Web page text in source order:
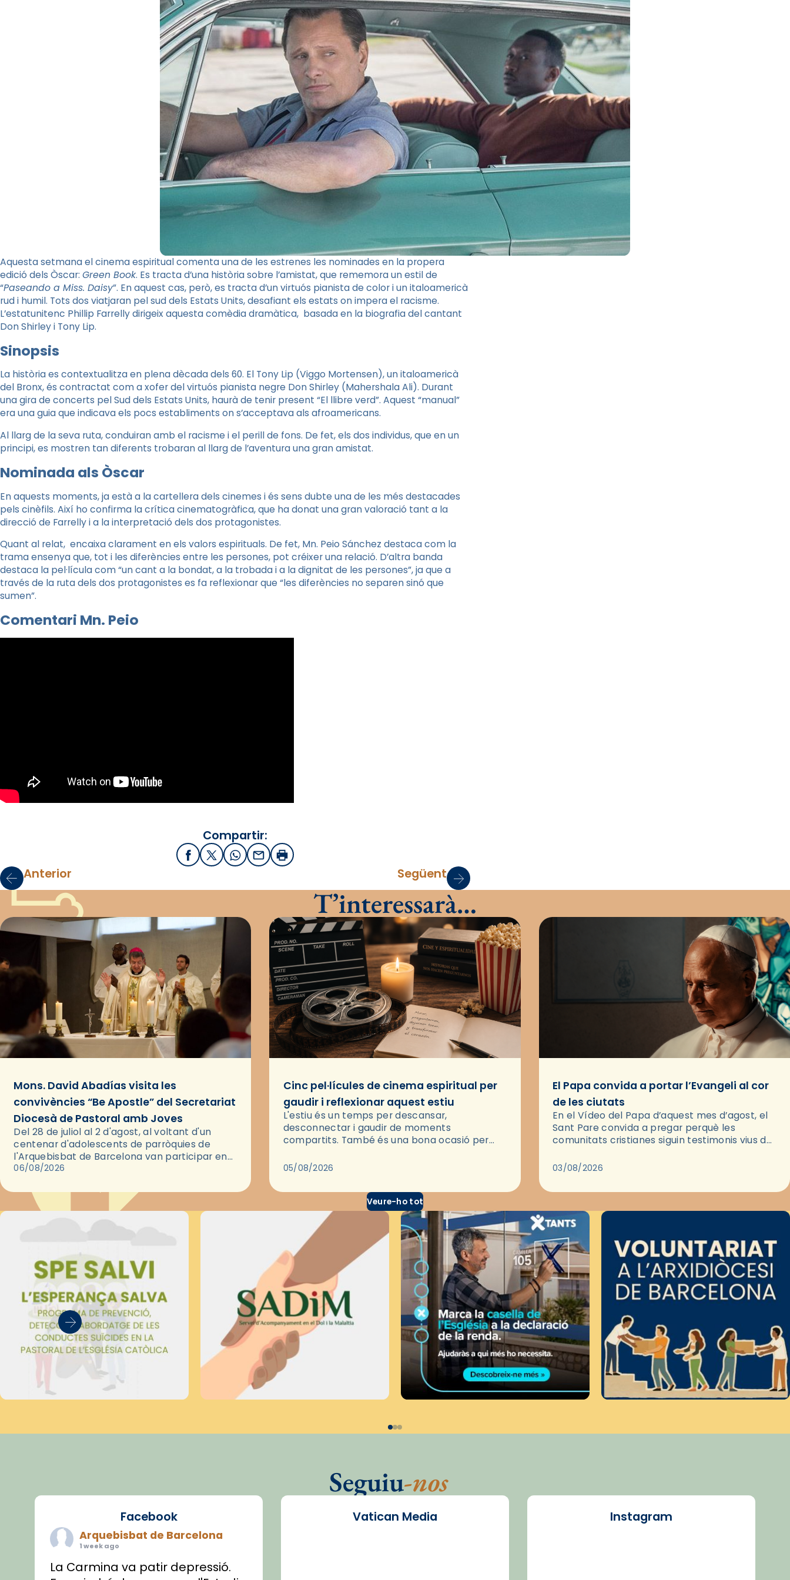
Aquesta setmana el cinema espiritual comenta una de les estrenes les nominades en la propera
edició dels Òscar: Green Book. Es tracta d’una història sobre l’amistat, que rememora un estil de
“Paseando a Miss. Daisy”. En aquest cas, però, es tracta d’un virtuós pianista de color i un italoamericà
rud i humil. Tots dos viatjaran pel sud dels Estats Units, desafiant els estats on impera el racisme.
L’estatunitenc Phillip Farrelly dirigeix aquesta comèdia dramàtica, basada en la biografia del cantant
Don Shirley i Tony Lip.
Sinopsis
La història es contextualitza en plena dècada dels 60. El Tony Lip (Viggo Mortensen), un italoamericà
del Bronx, és contractat com a xofer del virtuós pianista negre Don Shirley (Mahershala Ali). Durant
una gira de concerts pel Sud dels Estats Units, haurà de tenir present “El llibre verd”. Aquest “manual”
era una guia que indicava els pocs establiments on s’acceptava als afroamericans.
Al llarg de la seva ruta, conduiran amb el racisme i el perill de fons. De fet, els dos individus, que en un
principi, es mostren tan diferents trobaran al llarg de l’aventura una gran amistat.
Nominada als Òscar
En aquests moments, ja està a la cartellera dels cinemes i és sens dubte una de les més destacades
pels cinèfils. Així ho confirma la crítica cinematogràfica, que ha donat una gran valoració tant a la
direcció de Farrelly i a la interpretació dels dos protagonistes.
Quant al relat, encaixa clarament en els valors espirituals. De fet, Mn. Peio Sánchez destaca com la
trama ensenya que, tot i les diferències entre les persones, pot créixer una relació. D’altra banda
destaca la pel·lícula com “un cant a la bondat, a la trobada i a la dignitat de les persones”, ja que a
través de la ruta dels dos protagonistes es fa reflexionar que “les diferències no separen sinó que
sumen”.
Comentari Mn. Peio
Compartir:
FacebookX / Twitter
WhatsApp
EmailImprimir
Anterior Següent
T’interessarà…
Mons. David Abadías visita les
convivències “Be Apostle” del Secretariat
Diocesà de Pastoral amb Joves
Del 28 de juliol al 2 d'agost, al voltant d'un
centenar d'adolescents de parròquies de
l'Arquebisbat de Barcelona van participar en
les convivències Be Apostle, organitzades pel
06/08/2026
Cinc pel·lícules de cinema espiritual per
gaudir i reflexionar aquest estiu
L'estiu és un temps per descansar,
desconnectar i gaudir de moments
compartits. També és una bona ocasió per
través del cinema, reflexionar sobre les…
05/08/2026
El Papa convida a portar l’Evangeli al cor
de les ciutats
En el Vídeo del Papa d’aquest mes d’agost, el
Sant Pare convida a pregar perquè les
comunitats cristianes siguin testimonis vius de
pregària, el…
03/08/2026
Veure-ho tot
Seguiu-nos
Facebook
Arquebisbat de Barcelona
1 week ago
La Carmina va patir depressió.
Vatican Media Instagram